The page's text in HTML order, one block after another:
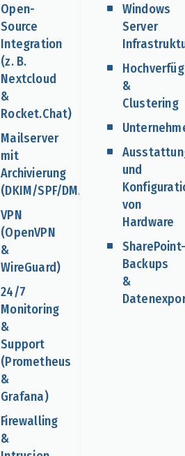
Open-
Source
Integration
(z. B.
Nextcloud
&
Rocket.Chat)
Mailserver
mit
Archivierung
(DKIM/SPF/DMARC)
VPN
(OpenVPN
&
WireGuard)
24/7
Monitoring
&
Support
(Prometheus
&
Grafana)
Firewalling
&
Windows
Server
&
Clustering
und
von
Hardware
SharePoint-
Backups
&